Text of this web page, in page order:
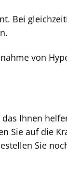
Bei
von
Ihnen
Sie auf die
Sie